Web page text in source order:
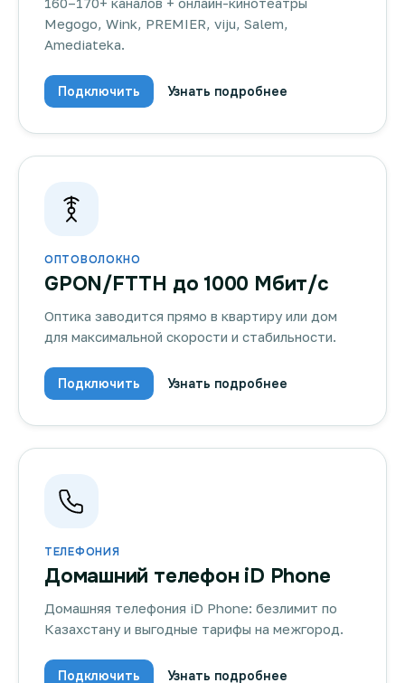
Megogo, Wink, PREMIER, viju, Salem,
Amediateka.
Подключить Узнать подробнее
ОПТОВОЛОКНО
GPON/FTTH до 1000 Мбит/с
Оптика заводится прямо в квартиру или дом
для максимальной скорости и стабильности.
Подключить Узнать подробнее
ТЕЛЕФОНИЯ
Домашний телефон iD Phone
Домашняя телефония iD Phone: безлимит по
Казахстану и выгодные тарифы на межгород.
Подключить Узнать подробнее